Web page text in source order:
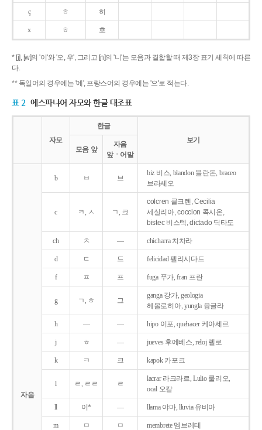
ç ㅎ 히
x ㅎ 흐
* [j], [w]의 '이'와 '오, 우', 그리고 [ɲ]의 '니'는 모음과 결합할 때 제3장 표기 세칙에 따른
다.
** 독일어의 경우에는 '에', 프랑스어의 경우에는 '으'로 적는다.
표 2 에스파냐어 자모와 한글 대조표
자모
한글
보기
모음 앞
자음
앞ㆍ어말
자음
b ㅂ 브
biz 비스, blandon 블란돈, braceo
브라세오
c ㅋ, ㅅ ㄱ, 크
colcren 콜크렌, Cecilia
세실리아, coccion 콕시온,
bistec 비스텍, dictado 딕타도
ch ㅊ ― chicharra 치차라
d ㄷ 드 felicidad 펠리시다드
f ㅍ 프 fuga 푸가, fran 프란
g ㄱ, ㅎ 그
ganga 강가, geologia
헤올로히아, yungla 융글라
h ― ― hipo 이포, quehacer 케아세르
j ㅎ ― jueves 후에베스, reloj 렐로
k ㅋ 크 kapok 카포크
l ㄹ, ㄹㄹ ㄹ
lacrar 라크라르, Lulio 룰리오,
ocal 오칼
ll 이* ― llama 야마, lluvia 유비아
m ㅁ ㅁ membrete 멤브레테